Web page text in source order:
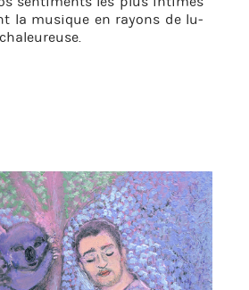
la mu­sique en rayons de lu­